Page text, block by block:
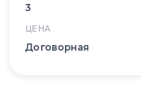
3
ЦЕНА
Договорная